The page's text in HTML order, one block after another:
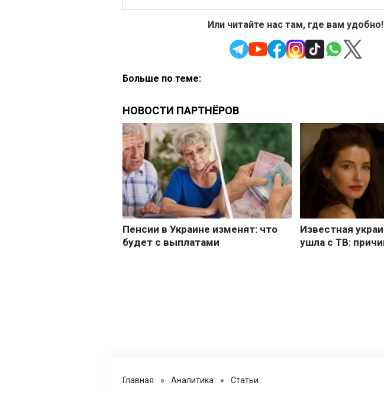
Или читайте нас там, где вам удобно!
Больше по теме:
Главная » Аналитика » Статьи